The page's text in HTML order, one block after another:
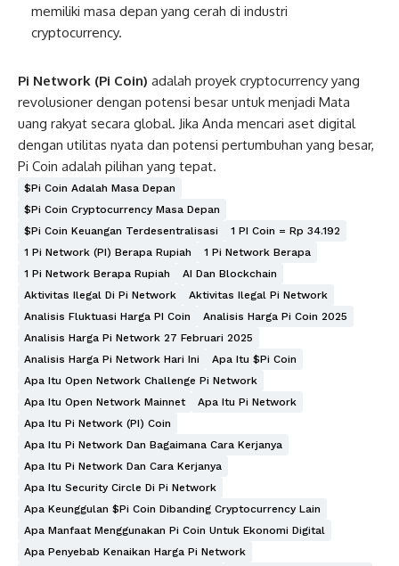
memiliki masa depan yang cerah di industri
cryptocurrency.
Pi Network (Pi Coin) adalah proyek cryptocurrency yang
revolusioner dengan potensi besar untuk menjadi Mata
uang rakyat secara global. Jika Anda mencari aset digital
dengan utilitas nyata dan potensi pertumbuhan yang besar,
Pi Coin adalah pilihan yang tepat.
$Pi Coin Adalah Masa Depan
$Pi Coin Cryptocurrency Masa Depan
$Pi Coin Keuangan Terdesentralisasi
1 PI Coin = Rp 34.192
1 Pi Network (PI) Berapa Rupiah
1 Pi Network Berapa
1 Pi Network Berapa Rupiah
AI Dan Blockchain
Aktivitas Ilegal Di Pi Network
Aktivitas Ilegal Pi Network
Analisis Fluktuasi Harga PI Coin
Analisis Harga Pi Coin 2025
Analisis Harga Pi Network 27 Februari 2025
Analisis Harga Pi Network Hari Ini
Apa Itu $Pi Coin
Apa Itu Open Network Challenge Pi Network
Apa Itu Open Network Mainnet
Apa Itu Pi Network
Apa Itu Pi Network (PI) Coin
Apa Itu Pi Network Dan Bagaimana Cara Kerjanya
Apa Itu Pi Network Dan Cara Kerjanya
Apa Itu Security Circle Di Pi Network
Apa Keunggulan $Pi Coin Dibanding Cryptocurrency Lain
Apa Manfaat Menggunakan Pi Coin Untuk Ekonomi Digital
Apa Penyebab Kenaikan Harga Pi Network